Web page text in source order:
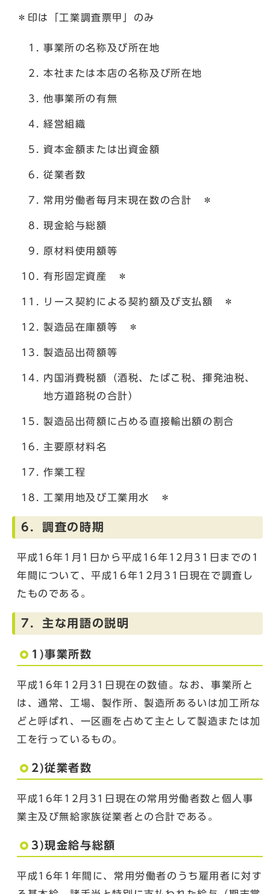
＊印は「工業調査票甲」のみ
事業所の名称及び所在地
本社または本店の名称及び所在地
他事業所の有無
経営組織
資本金額または出資金額
従業者数
常用労働者毎月末現在数の合計 ＊
現金給与総額
原材料使用額等
有形固定資産 ＊
リース契約による契約額及び支払額 ＊
製造品在庫額等 ＊
製造品出荷額等
内国消費税額（酒税、たばこ税、揮発油税、
地方道路税の合計）
製造品出荷額に占める直接輸出額の割合
主要原材料名
作業工程
工業用地及び工業用水 ＊
6．調査の時期
平成16年1月1日から平成16年12月31日までの1
年間について、平成16年12月31日現在で調査し
たものである。
7．主な用語の説明
1)事業所数
平成16年12月31日現在の数値。なお、事業所と
は、通常、工場、製作所、製造所あるいは加工所な
どと呼ばれ、一区画を占めて主として製造または加
工を行っているもの。
2)従業者数
平成16年12月31日現在の常用労働者数と個人事
業主及び無給家族従業者との合計である。
3)現金給与総額
平成16年1年間に、常用労働者のうち雇用者に対す